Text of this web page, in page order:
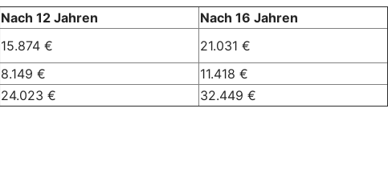
Nach 12 Jahren
Nach 16 Jahren
15.874 €
21.031 €
8.149 €
11.418 €
24.023 € 32.449 €